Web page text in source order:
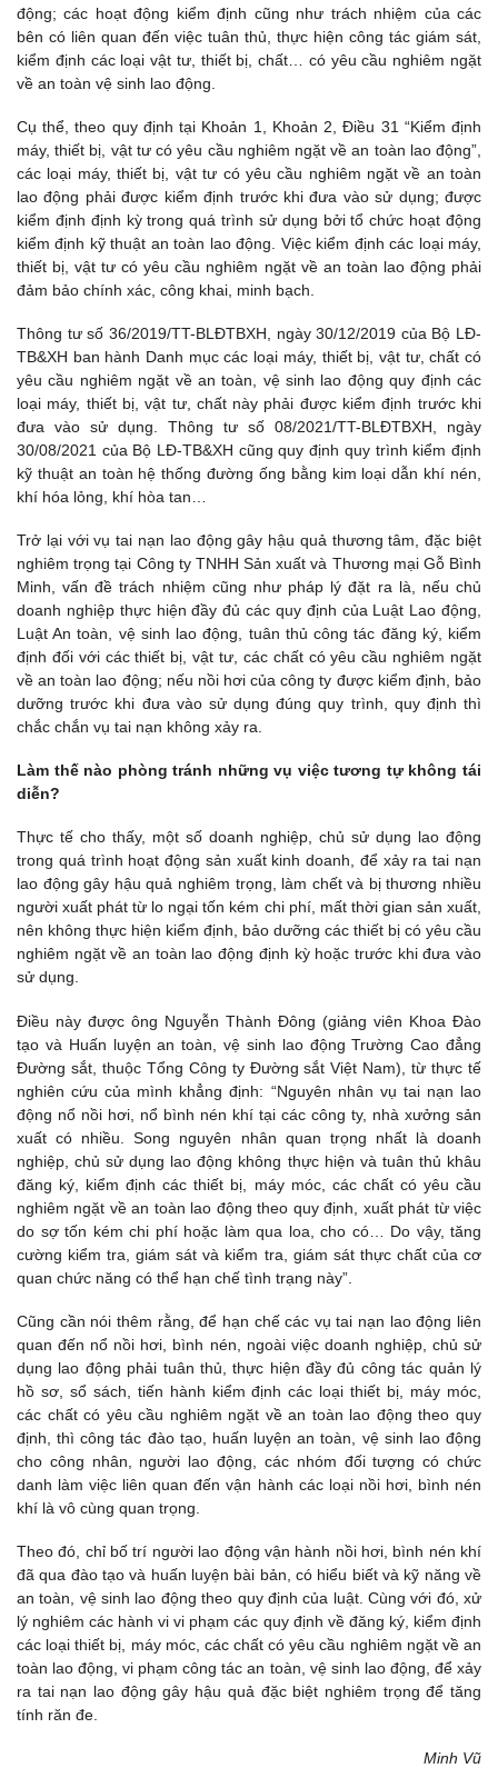
động; các hoạt động kiểm định cũng như trách nhiệm của các
bên có liên quan đến việc tuân thủ, thực hiện công tác giám sát,
kiểm định các loại vật tư, thiết bị, chất… có yêu cầu nghiêm ngặt
về an toàn vệ sinh lao động.
Cụ thể, theo quy định tại Khoản 1, Khoản 2, Điều 31 “Kiểm định
máy, thiết bị, vật tư có yêu cầu nghiêm ngặt về an toàn lao động”,
các loại máy, thiết bị, vật tư có yêu cầu nghiêm ngặt về an toàn
lao động phải được kiểm định trước khi đưa vào sử dụng; được
kiểm định định kỳ trong quá trình sử dụng bởi tổ chức hoạt động
kiểm định kỹ thuật an toàn lao động. Việc kiểm định các loại máy,
thiết bị, vật tư có yêu cầu nghiêm ngặt về an toàn lao động phải
đảm bảo chính xác, công khai, minh bạch.
Thông tư số 36/2019/TT-BLĐTBXH, ngày 30/12/2019 của Bộ LĐ-
TB&XH ban hành Danh mục các loại máy, thiết bị, vật tư, chất có
yêu cầu nghiêm ngặt về an toàn, vệ sinh lao động quy định các
loại máy, thiết bị, vật tư, chất này phải được kiểm định trước khi
đưa vào sử dụng. Thông tư số 08/2021/TT-BLĐTBXH, ngày
30/08/2021 của Bộ LĐ-TB&XH cũng quy định quy trình kiểm định
kỹ thuật an toàn hệ thống đường ống bằng kim loại dẫn khí nén,
khí hóa lỏng, khí hòa tan…
Trở lại với vụ tai nạn lao động gây hậu quả thương tâm, đặc biệt
nghiêm trọng tại Công ty TNHH Sản xuất và Thương mại Gỗ Bình
Minh, vấn đề trách nhiệm cũng như pháp lý đặt ra là, nếu chủ
doanh nghiệp thực hiện đầy đủ các quy định của Luật Lao động,
Luật An toàn, vệ sinh lao động, tuân thủ công tác đăng ký, kiểm
định đối với các thiết bị, vật tư, các chất có yêu cầu nghiêm ngặt
về an toàn lao động; nếu nồi hơi của công ty được kiểm định, bảo
dưỡng trước khi đưa vào sử dụng đúng quy trình, quy định thì
chắc chắn vụ tai nạn không xảy ra.
Làm thế nào phòng tránh những vụ việc tương tự không tái
diễn?
Thực tế cho thấy, một số doanh nghiệp, chủ sử dụng lao động
trong quá trình hoạt động sản xuất kinh doanh, để xảy ra tai nạn
lao động gây hậu quả nghiêm trọng, làm chết và bị thương nhiều
người xuất phát từ lo ngại tốn kém chi phí, mất thời gian sản xuất,
nên không thực hiện kiểm định, bảo dưỡng các thiết bị có yêu cầu
nghiêm ngặt về an toàn lao động định kỳ hoặc trước khi đưa vào
sử dụng.
Điều này được ông Nguyễn Thành Đông (giảng viên Khoa Đào
tạo và Huấn luyện an toàn, vệ sinh lao động Trường Cao đẳng
Đường sắt, thuộc Tổng Công ty Đường sắt Việt Nam), từ thực tế
nghiên cứu của mình khẳng định: “Nguyên nhân vụ tai nạn lao
động nổ nồi hơi, nổ bình nén khí tại các công ty, nhà xưởng sản
xuất có nhiều. Song nguyên nhân quan trọng nhất là doanh
nghiệp, chủ sử dụng lao động không thực hiện và tuân thủ khâu
đăng ký, kiểm định các thiết bị, máy móc, các chất có yêu cầu
nghiêm ngặt về an toàn lao động theo quy định, xuất phát từ việc
do sợ tốn kém chi phí hoặc làm qua loa, cho có… Do vậy, tăng
cường kiểm tra, giám sát và kiểm tra, giám sát thực chất của cơ
quan chức năng có thể hạn chế tình trạng này”.
Cũng cần nói thêm rằng, để hạn chế các vụ tai nạn lao động liên
quan đến nổ nồi hơi, bình nén, ngoài việc doanh nghiệp, chủ sử
dụng lao động phải tuân thủ, thực hiện đầy đủ công tác quản lý
hồ sơ, sổ sách, tiến hành kiểm định các loại thiết bị, máy móc,
các chất có yêu cầu nghiêm ngặt về an toàn lao động theo quy
định, thì công tác đào tạo, huấn luyện an toàn, vệ sinh lao động
cho công nhân, người lao động, các nhóm đối tượng có chức
danh làm việc liên quan đến vận hành các loại nồi hơi, bình nén
khí là vô cùng quan trọng.
Theo đó, chỉ bố trí người lao động vận hành nồi hơi, bình nén khí
đã qua đào tạo và huấn luyện bài bản, có hiểu biết và kỹ năng về
an toàn, vệ sinh lao động theo quy định của luật. Cùng với đó, xử
lý nghiêm các hành vi vi phạm các quy định về đăng ký, kiểm định
các loại thiết bị, máy móc, các chất có yêu cầu nghiêm ngặt về an
toàn lao động, vi phạm công tác an toàn, vệ sinh lao động, để xảy
ra tai nạn lao động gây hậu quả đặc biệt nghiêm trọng để tăng
tính răn đe.
Minh Vũ